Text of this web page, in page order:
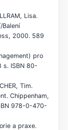
Lisa.
2000. 589
pro
s. ISBN 80-
Tim.
Chippenham,
978-0-470-
a praxe.